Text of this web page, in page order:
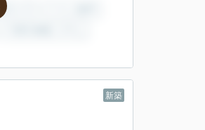
新築